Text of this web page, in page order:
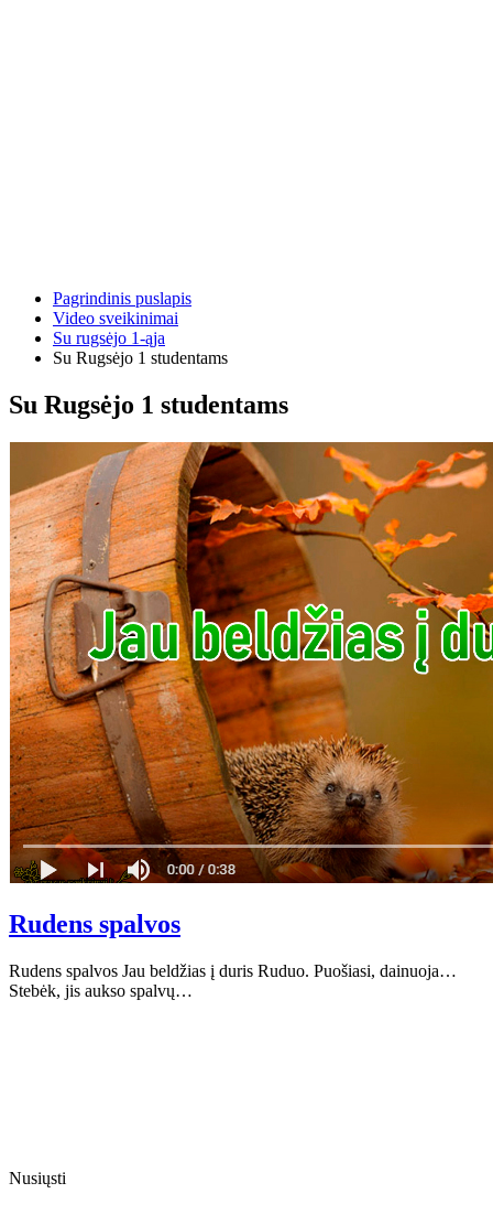
Pagrindinis puslapis
Video sveikinimai
Su rugsėjo 1-ąja
Su Rugsėjo 1 studentams
Su Rugsėjo 1 studentams
Rudens spalvos
Rudens spalvos Jau beldžias į duris Ruduo. Puošiasi, dainuoja…
Stebėk, jis aukso spalvų…
Nusiųsti